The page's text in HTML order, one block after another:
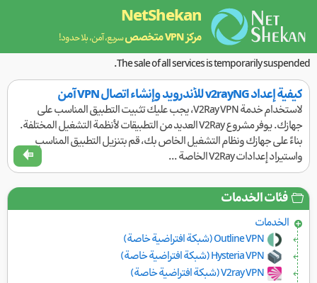
NetShekan
مركز VPN متخصص سريع، آمن، بلا حدود!
The sale of all services is temporarily suspended.
كيفية إعداد v2rayNG للأندرويد وإنشاء اتصال VPN آمن
لاستخدام خدمة V2Ray VPN، يجب عليك تثبيت التطبيق المناسب على
جهازك. يوفر مشروع V2Ray العديد من التطبيقات لأنظمة التشغيل المختلفة.
بناءً على جهازك ونظام التشغيل الخاص بك، قم بتنزيل التطبيق المناسب
واستيراد إعدادات V2Ray الخاصة ...
فئات الخدمات
الخدمات
Outline VPN (شبكة افتراضية خاصة)
Hysteria VPN (شبكة افتراضية خاصة)
V2ray VPN (شبكة افتراضية خاصة)